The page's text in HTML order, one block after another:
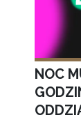
NOC